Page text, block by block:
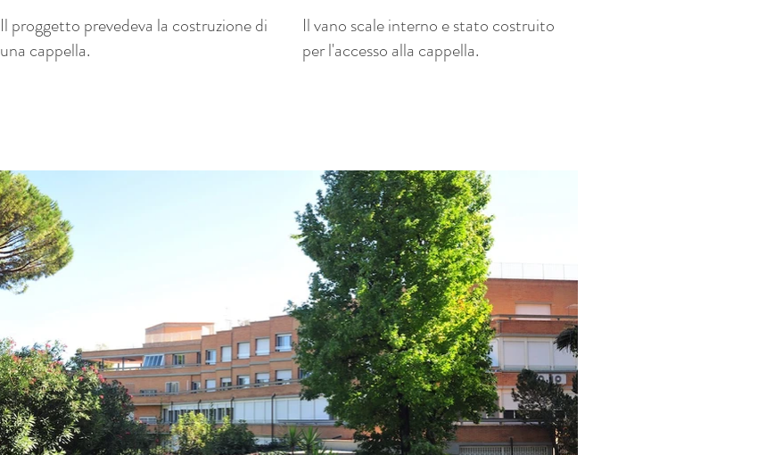
Il proggetto prevedeva la costruzione di
una cappella.
Il vano scale interno e stato costruito
per l'accesso alla cappella.